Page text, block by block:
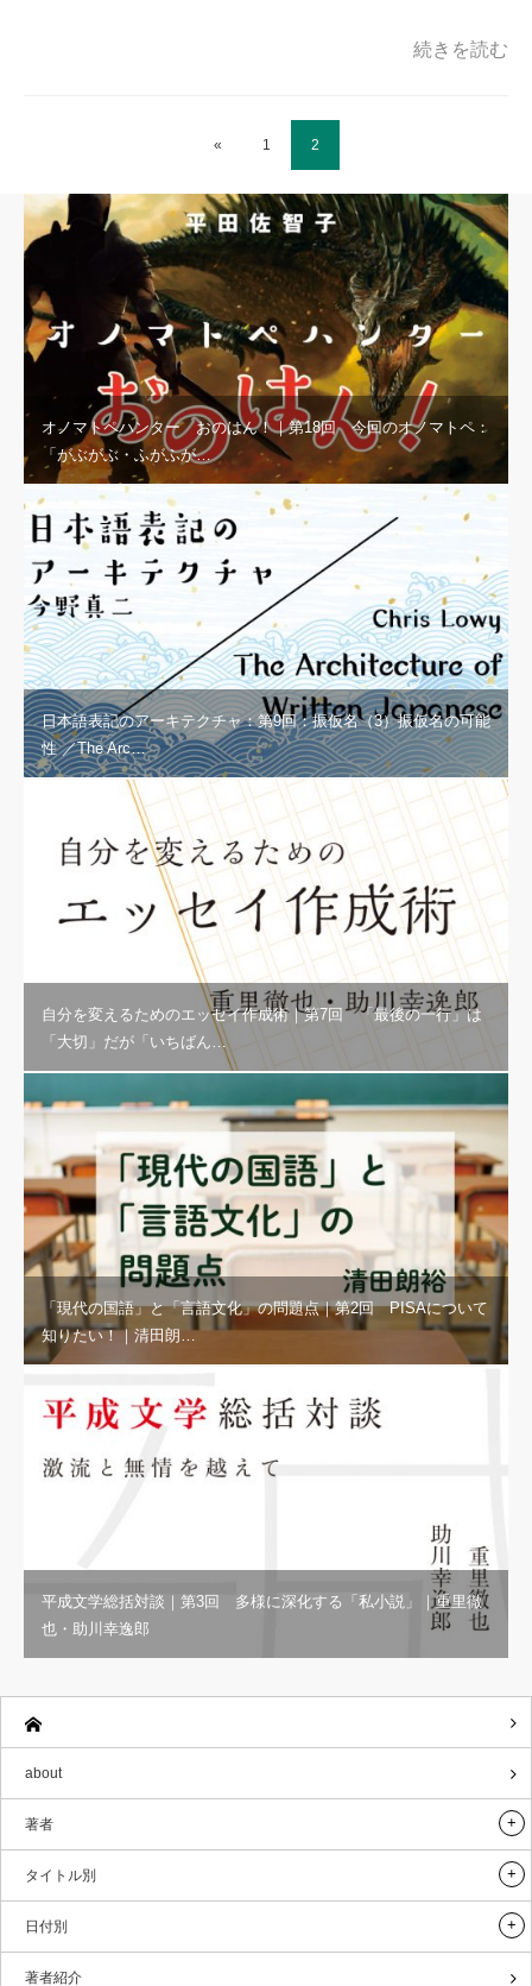
続きを読む
« 1 2
オノマトペハンター おのはん！｜第18回 今回のオノマトペ：
「がぶがぶ・ふがふが…
日本語表記のアーキテクチャ：第9回：振仮名（3）振仮名の可能
性 ／The Arc…
自分を変えるためのエッセイ作成術｜第7回 「最後の一行」は
「大切」だが「いちばん…
「現代の国語」と「言語文化」の問題点｜第2回 PISAについて
知りたい！｜清田朗…
平成文学総括対談｜第3回 多様に深化する「私小説」｜重里徹
也・助川幸逸郎
about
著者
タイトル別
日付別
著者紹介